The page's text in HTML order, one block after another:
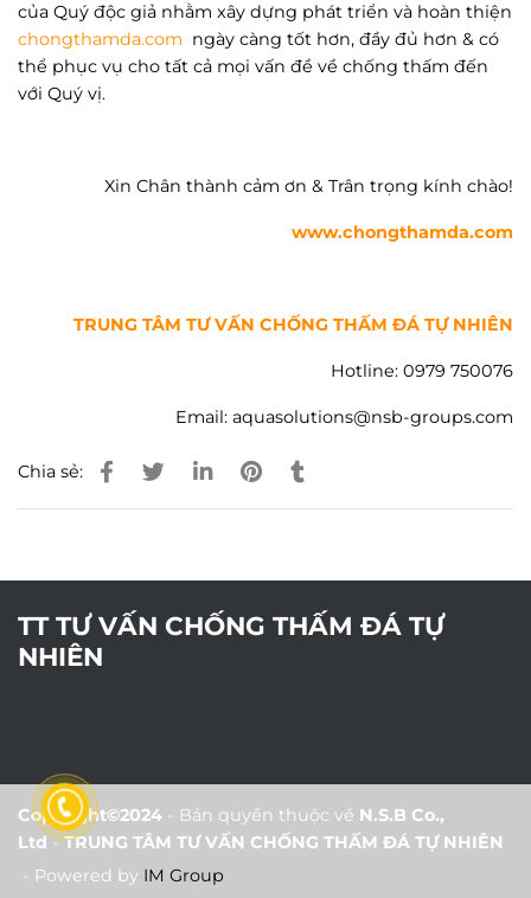
của Quý độc giả nhằm xây dựng phát triển và hoàn thiện
chongthamda.com ngày càng tốt hơn, đầy đủ hơn & có
thể phục vụ cho tất cả mọi vấn đề về chống thấm đến
với Quý vị.
Xin Chân thành cảm ơn & Trân trọng kính chào!
www.chongthamda.com
TRUNG TÂM TƯ VẤN CHỐNG THẤM ĐÁ TỰ NHIÊN
Hotline: 0979 750076
Email: aquasolutions@nsb-groups.com
Chia sẻ:
TT TƯ VẤN CHỐNG THẤM ĐÁ TỰ
NHIÊN
Copyright©2024 - Bản quyền thuộc về N.S.B Co.,
Ltd-TRUNG TÂM TƯ VẤN CHỐNG THẤM ĐÁ TỰ NHIÊN
- Powered by IM Group